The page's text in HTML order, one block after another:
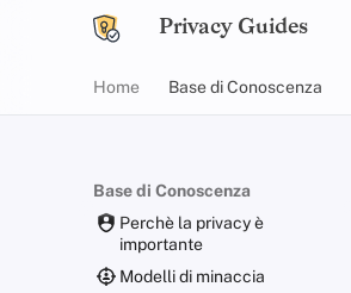
Privacy Guides
Home Base di Conoscenza
Base di Conoscenza
Perchè la privacy è
importante
Modelli di minaccia